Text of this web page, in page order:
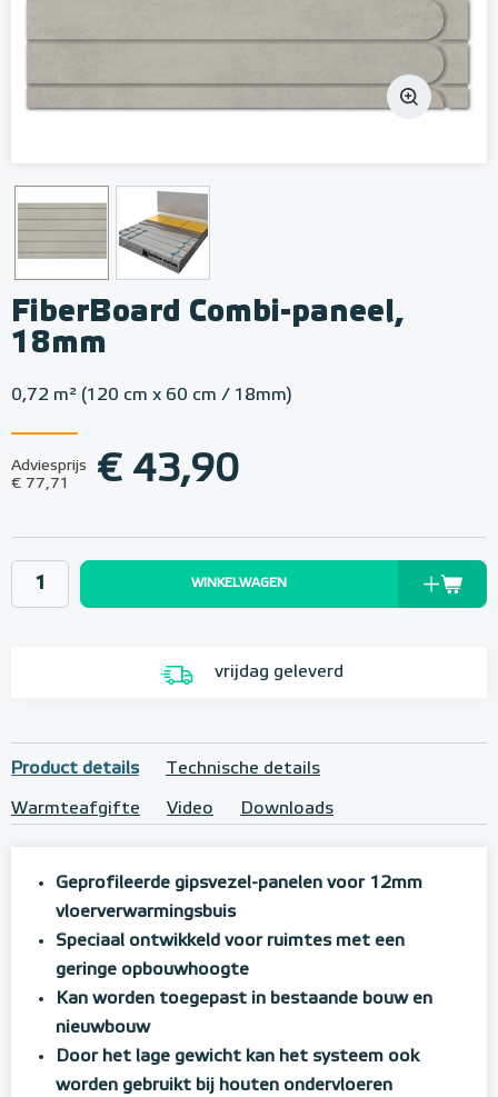
FiberBoard Combi-paneel,
18mm
0,72 m² (120 cm x 60 cm / 18mm)
Adviesprijs
€ 77,71
€ 43,90
WINKELWAGEN
vrijdag geleverd
Product details Technische details
Warmteafgifte Video Downloads
Geprofileerde gipsvezel-panelen voor 12mm
vloerverwarmingsbuis
Speciaal ontwikkeld voor ruimtes met een
geringe opbouwhoogte
Kan worden toegepast in bestaande bouw en
nieuwbouw
Door het lage gewicht kan het systeem ook
worden gebruikt bij houten ondervloeren